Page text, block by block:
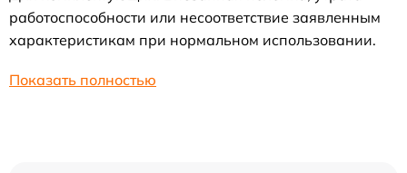
работоспособности или несоответствие заявленным
характеристикам при нормальном использовании.
Показать полностью